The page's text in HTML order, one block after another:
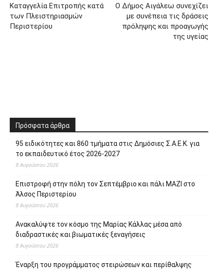
Καταγγελία Επιτροπής κατά
των Πλειστηριασμών
Περιστερίου
Ο Δήμος Αιγάλεω συνεχίζει
με συνέπεια τις δράσεις
πρόληψης και προαγωγής
της υγείας
Πρόσφατα άρθρα
95 ειδικότητες και 860 τμήματα στις Δημόσιες Σ.Α.Ε.Κ. για
το εκπαιδευτικό έτος 2026-2027
8 Αυγούστου 2026
Επιστροφή στην πόλη τον Σεπτέμβριο και πάλι ΜΑΖΙ στο
Άλσος Περιστερίου
8 Αυγούστου 2026
Ανακαλύψτε τον κόσμο της Μαρίας Κάλλας μέσα από
διαδραστικές και βιωματικές ξεναγήσεις
8 Αυγούστου 2026
Έναρξη του προγράμματος στειρώσεων και περίθαλψης